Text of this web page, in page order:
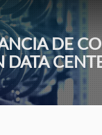
DE
DATA